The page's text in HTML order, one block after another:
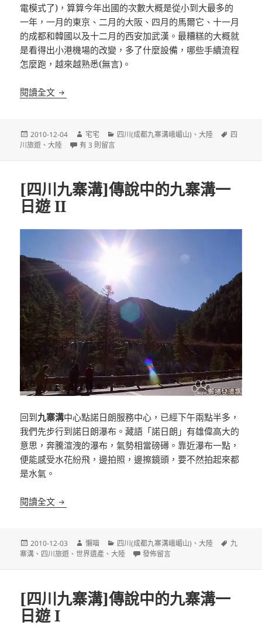
電模式了)，算算今年出國的次數大概是從小到大最多的
一年，一月的東京、二月的大阪、四月的馬爾它、十一月
的成都和韓國以及十二月的西安加武漢。最糟糕的大概就
是看得出小港機場的改變，多了什麼設備，哪些手續流程
怎麼跑，越來越熟悉(無言)。
閱讀全文 [宅版]四川回憶錄 Episode I
發
佈
2010-12-04
作
者
宅宅
分
四川(成都九寨溝峨嵋山) 、大陸
標
四
川旅遊 、大陸 在〈[宅版]四川回憶錄 Episode I〉中
有 3 則留言
[四川九寨溝]傳說中的九寨溝一
日遊 II
回到九寨溝中心點諾日朗服務中心，已經下午兩點半多，
我們先步行到諾日朗瀑布。藏語「諾日朗」有雄偉高大的
意思，奔騰渲洩的瀑布，氣勢相當磅礡。靠近瀑布一點，
便能感受水花紛飛，邊拍照，邊擦鏡頭，要不然拍起來都
是水氣。
閱讀全文 [四川九寨溝]傳說中的九寨溝一日遊 II
發
佈
2010-12-03
作
者
懶喵
分
類
四川(成都九寨溝峨嵋山) 、大陸
標
九
寨溝 、 四川旅遊 、世界遺產 、大陸 在〈[四川九寨溝]傳說中的九寨溝一日
發佈留言
[四川九寨溝]傳說中的九寨溝一
日遊 I